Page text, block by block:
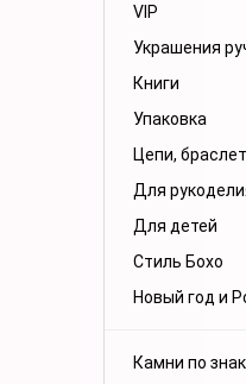
VIP
Украшения
Книги
Упаковка
Цепи,
Для
Для детей
Стиль Бохо
Новый год и
Камни по